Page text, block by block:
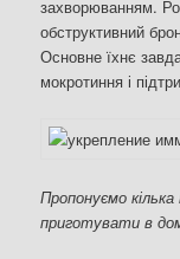
захворюванням.
обструктивний
Основне їхнє
мокротиння і
Пропонуємо
приготувати в